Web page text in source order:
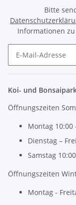
Bitte
Informationen
Koi- und
Öffnungszeiten
Montag 10:00
Dienstag –
Samstag
Öffnungszeiten
Montag -